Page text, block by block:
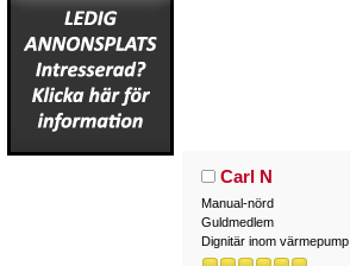
Carl N
Manual-nörd
Guldmedlem
Dignitär inom värmepump